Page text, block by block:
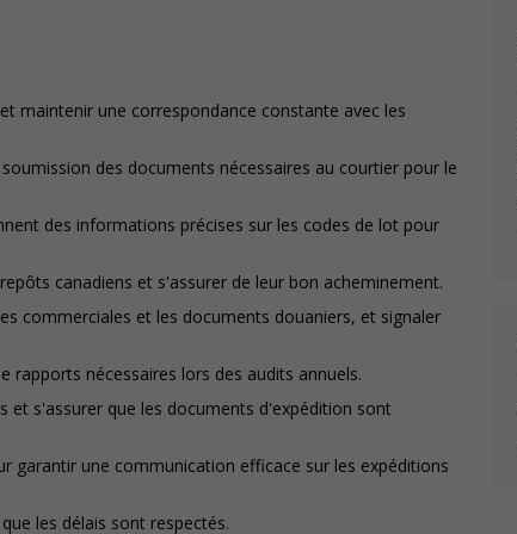
maintenir une correspondance constante avec les
des documents nécessaires au courtier pour le
des informations précises sur les codes de lot pour
canadiens et s'assurer de leur bon acheminement.
commerciales et les documents douaniers, et signaler
rapports nécessaires lors des audits annuels.
et s'assurer que les documents d'expédition sont
garantir une communication efficace sur les expéditions
les délais sont respectés.